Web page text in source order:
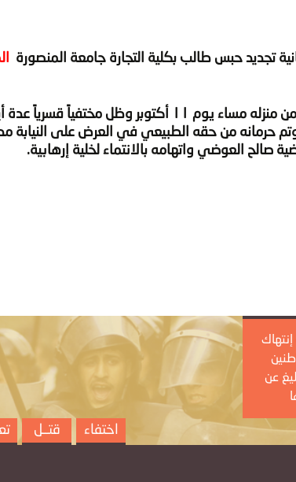
تجديد حبس طالب بكلية التجارة جامعة المنصورة
يُذكر أن المعتز قد اختطف من منزله مساء يوم ١١
صالح العوضي واتهامه بالانتماء لخلية إرهابية.
عن
اختفاء قتــل